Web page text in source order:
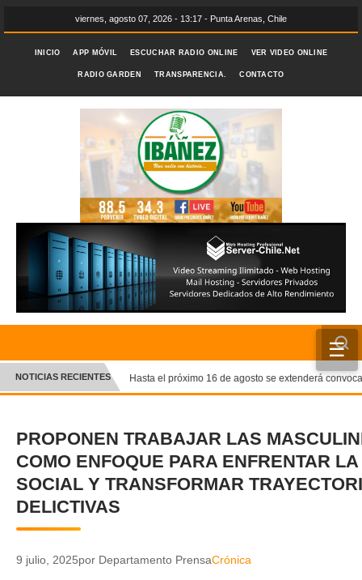
viernes, agosto 07, 2026 - 13:17 - Punta Arenas, Chile
INICIO APP MÓVIL ESCUCHAR RADIO ONLINE VER VIDEO ONLINE
RADIO GARDEN TRANSPARENCIA. CONTACTO
☰
INICIO
CRÓNICA
DEPORTES
ENTRETENIMIENTO Y CULTURA
POLICIAL
✕
NOTICIAS RECIENTES Hasta el próximo 16 de agosto se extenderá
PROPONEN TRABAJAR LAS
COMO ENFOQUE PARA ENFRENTAR
SOCIAL Y TRANSFORMAR
DELICTIVAS
9 julio, 2025por Departamento PrensaCrónica